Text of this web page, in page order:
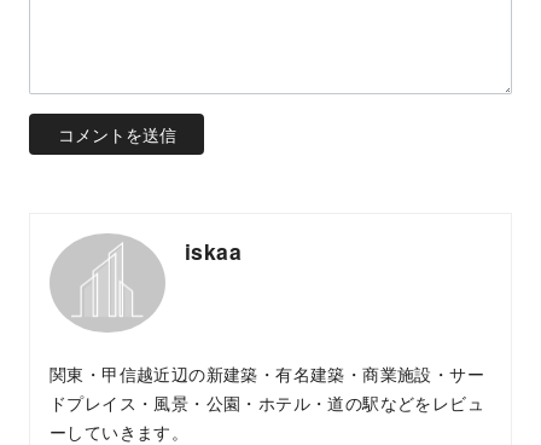
iskaa
関東・甲信越近辺の新建築・有名建築・商業施設・サー
ドプレイス・風景・公園・ホテル・道の駅などをレビュ
ーしていきます。